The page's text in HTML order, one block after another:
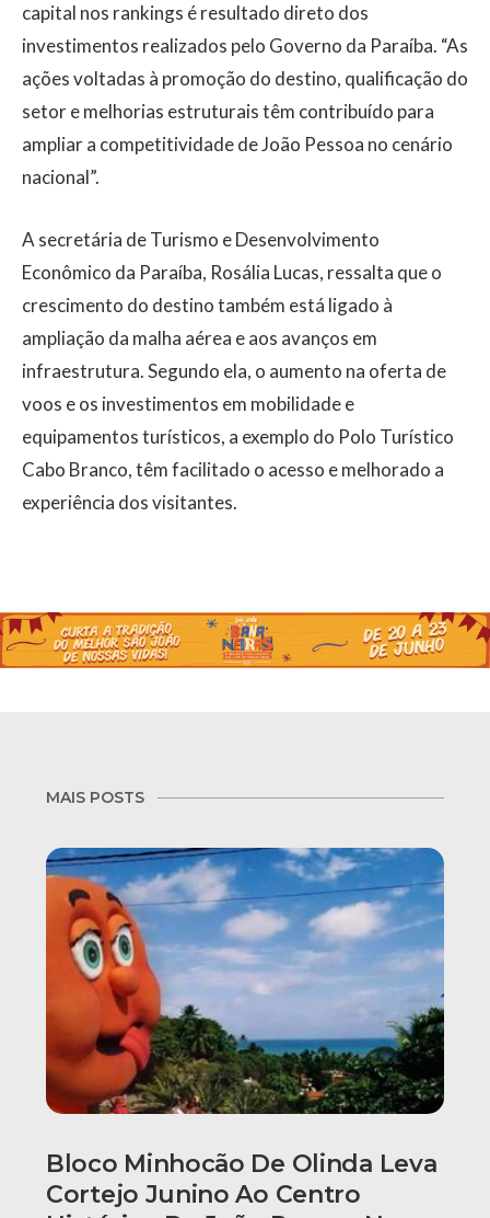
capital nos rankings é resultado direto dos
investimentos realizados pelo Governo da Paraíba. “As
ações voltadas à promoção do destino, qualificação do
setor e melhorias estruturais têm contribuído para
ampliar a competitividade de João Pessoa no cenário
nacional”.
A secretária de Turismo e Desenvolvimento
Econômico da Paraíba, Rosália Lucas, ressalta que o
crescimento do destino também está ligado à
ampliação da malha aérea e aos avanços em
infraestrutura. Segundo ela, o aumento na oferta de
voos e os investimentos em mobilidade e
equipamentos turísticos, a exemplo do Polo Turístico
Cabo Branco, têm facilitado o acesso e melhorado a
experiência dos visitantes.
MAIS POSTS
Bloco Minhocão De Olinda Leva
Cortejo Junino Ao Centro